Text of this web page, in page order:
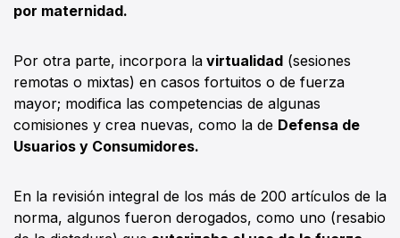
por maternidad.
Por otra parte, incorpora la virtualidad (sesiones
remotas o mixtas) en casos fortuitos o de fuerza
mayor; modifica las competencias de algunas
comisiones y crea nuevas, como la de Defensa de
Usuarios y Consumidores.
En la revisión integral de los más de 200 artículos de la
norma, algunos fueron derogados, como uno (resabio